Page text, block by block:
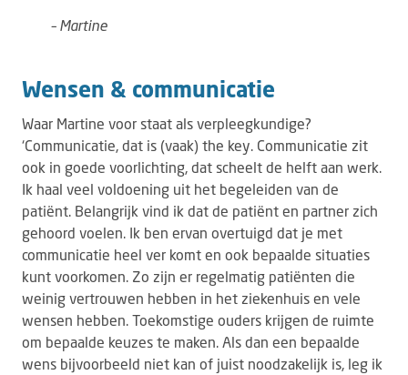
– Martine
Wensen & communicatie
Waar Martine voor staat als verpleegkundige?
‘Communicatie, dat is (vaak) the key. Communicatie zit
ook in goede voorlichting, dat scheelt de helft aan werk.
Ik haal veel voldoening uit het begeleiden van de
patiënt. Belangrijk vind ik dat de patiënt en partner zich
gehoord voelen. Ik ben ervan overtuigd dat je met
communicatie heel ver komt en ook bepaalde situaties
kunt voorkomen. Zo zijn er regelmatig patiënten die
weinig vertrouwen hebben in het ziekenhuis en vele
wensen hebben. Toekomstige ouders krijgen de ruimte
om bepaalde keuzes te maken. Als dan een bepaalde
wens bijvoorbeeld niet kan of juist noodzakelijk is, leg ik